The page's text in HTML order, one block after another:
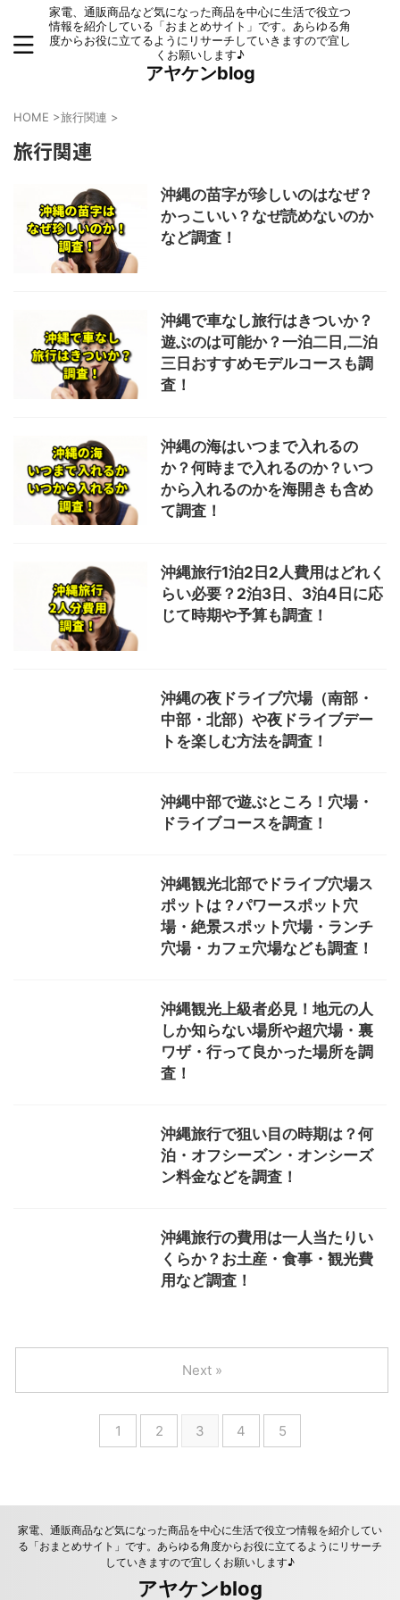
家電、通販商品など気になった商品を中心に生活で役立つ
情報を紹介している「おまとめサイト」です。あらゆる角
度からお役に立てるようにリサーチしていきますので宜し
くお願いします♪
アヤケンblog
HOME >旅行関連 >
旅行関連
沖縄の苗字が珍しいのはなぜ？
かっこいい？なぜ読めないのか
など調査！
沖縄で車なし旅行はきついか？
遊ぶのは可能か？一泊二日,二泊
三日おすすめモデルコースも調
査！
沖縄の海はいつまで入れるの
か？何時まで入れるのか？いつ
から入れるのかを海開きも含め
て調査！
沖縄旅行1泊2日2人費用はどれく
らい必要？2泊3日、3泊4日に応
じて時期や予算も調査！
沖縄の夜ドライブ穴場（南部・
中部・北部）や夜ドライブデー
トを楽しむ方法を調査！
沖縄中部で遊ぶところ！穴場・
ドライブコースを調査！
沖縄観光北部でドライブ穴場ス
ポットは？パワースポット穴
場・絶景スポット穴場・ランチ
穴場・カフェ穴場なども調査！
沖縄観光上級者必見！地元の人
しか知らない場所や超穴場・裏
ワザ・行って良かった場所を調
査！
沖縄旅行で狙い目の時期は？何
泊・オフシーズン・オンシーズ
ン料金などを調査！
沖縄旅行の費用は一人当たりい
くらか？お土産・食事・観光費
用など調査！
1 2 3 4 5
Next »
家電、通販商品など気になった商品を中心に生活で役立つ情報を紹介してい
る「おまとめサイト」です。あらゆる角度からお役に立てるようにリサーチ
していきますので宜しくお願いします♪
アヤケンblog